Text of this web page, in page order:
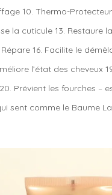
10. Thermo-
la cuticule 13. Restaure
16. Facilite le
l’état des cheveux
Prévient les fourches –
sent comme le Baume